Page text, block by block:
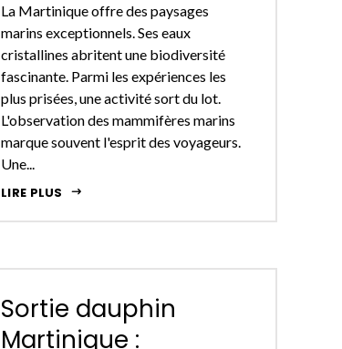
La Martinique offre des paysages
marins exceptionnels. Ses eaux
cristallines abritent une biodiversité
fascinante. Parmi les expériences les
plus prisées, une activité sort du lot.
L'observation des mammifères marins
marque souvent l'esprit des voyageurs.
Une...
LIRE PLUS
Sortie dauphin
Martinique :